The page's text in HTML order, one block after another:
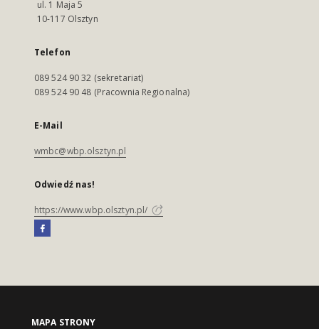
ul. 1 Maja 5
10-117 Olsztyn
Telefon
089 524 90 32 (sekretariat)
089 524 90 48 (Pracownia Regionalna)
E-Mail
wmbc@wbp.olsztyn.pl
Odwiedź nas!
https://www.wbp.olsztyn.pl/
MAPA STRONY